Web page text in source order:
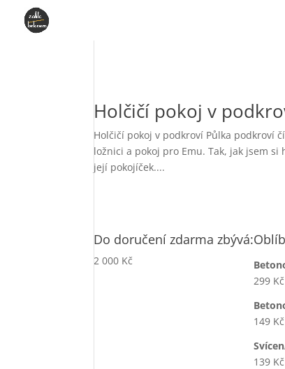
Holčičí pokoj v
Holčičí pokoj v podkroví Půlka podkroví
ložnici a pokoj pro Emu. Tak, jak jsem
její pokojíček....
Do doručení zdarma zbývá:
2 000 Kč
299 Kč
149 Kč
139 Kč